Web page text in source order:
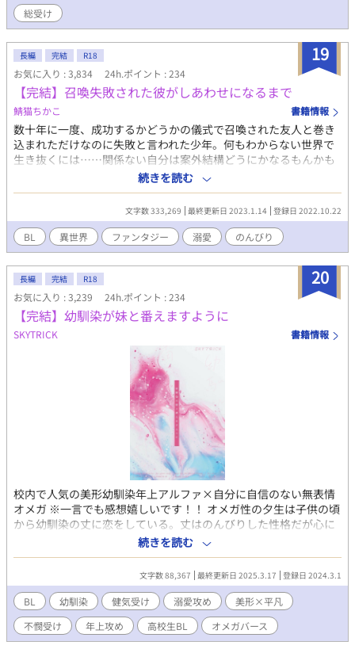
総受け
19
長編 完結 R18
お気に入り : 3,834 24h.ポイント : 234
【完結】召喚失敗された彼がしあわせになるまで
鯖猫ちかこ 書籍情報
数十年に一度、成功するかどうかの儀式で召喚された友人と巻き
込まれただけなのに失敗と言われた少年。何もわからない世界で
生き抜くには……関係ない自分は案外結構どうにかなるもんかも
しれないです。 ※サブタイトルがなく、数字のみの為わかりづら
いのではと頂いたのでR18部分に*つけることにしました…何かご
ざいましたら報告頂けると助かります！
続きを読む
文字数 333,269 最終更新日 2023.1.14 登録日 2022.10.22
BL 異世界 ファンタジー 溺愛 のんびり
20
長編 完結 R18
お気に入り : 3,239 24h.ポイント : 234
【完結】幼馴染が妹と番えますように
SKYTRICK 書籍情報
校内で人気の美形幼馴染年上アルファ×自分に自信のない無表情
オメガ ※一言でも感想嬉しいです！！ オメガ性の夕生は子供の頃
から幼馴染の丈に恋をしている。丈はのんびりした性格だが心に
は芯があり、いつだって優しかった。 だが丈は誰もが認める美貌
の持ち主で、アルファだ。いつだって皆の中心にいる。俯いてば
かりの夕生とはまるで違う。丈に似ているのは妹の愛海だ。彼女
は夕生と同じオメガ性だが明るい性格で、容姿も一際綺麗な女の
子だ。 それでも夕生は長年丈に片想いをしていた。 しかしある
日、夕生は知ってしまう。丈には『好きな子』がいて、それが妹
の愛海であることを。 ☆2025/3/23のJgarden57にて同人誌にし
ました。通販も開始しております。詳細はXにて。
続きを読む
文字数 88,367 最終更新日 2025.3.17 登録日 2024.3.1
BL 幼馴染 健気受け 溺愛攻め
美形×平凡
不憫受け
年上攻め 高校生BL オメガバース